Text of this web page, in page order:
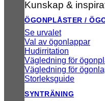
Kunskap &
ÖGONPLÅSTER /
Se urvalet
Val av ögonlappar
Hudirritation
Vägledning för
Vägledning för
Storleksguide
SYNTRÄNING